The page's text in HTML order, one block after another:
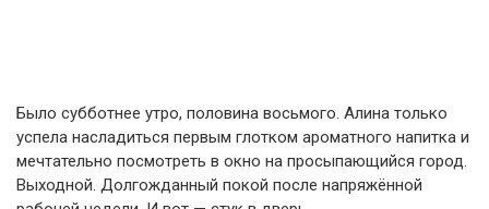
Было субботнее утро, половина восьмого. Алина только
успела насладиться первым глотком ароматного напитка и
мечтательно посмотреть в окно на просыпающийся город.
Выходной. Долгожданный покой после напряжённой